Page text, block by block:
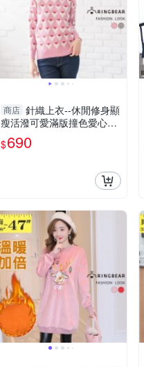
商店 針織上衣--休閒修身顯
瘦活潑可愛滿版撞色愛心長
袖針織毛衣(紅.綠M-3L)-X3
97眼圈熊中大尺碼
$690